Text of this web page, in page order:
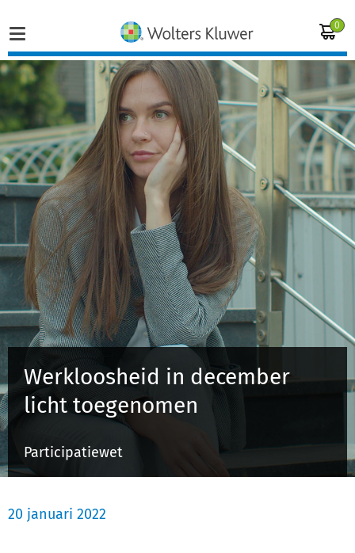
0
Home
Vakgebieden
Actueel
Producten
Opleidingen
Juridisch advies
Inloggen op de kennisbank
Inloggen
Werkloosheid in december
licht toegenomen
Participatiewet
20 januari 2022